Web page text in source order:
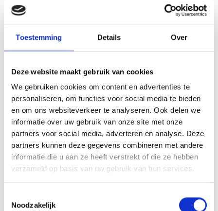
Toestemming Details Over
Deze website maakt gebruik van cookies
We gebruiken cookies om content en advertenties te
personaliseren, om functies voor social media te bieden
en om ons websiteverkeer te analyseren. Ook delen we
informatie over uw gebruik van onze site met onze
partners voor social media, adverteren en analyse. Deze
partners kunnen deze gegevens combineren met andere
informatie die u aan ze heeft verstrekt of die ze hebben
verzameld op basis van uw gebruik van hun services.
Noodzakelijk
een paar vragen te beantwoorden. Aan het
pagina uw score te zien. U kunt maximaal
zorg als zwaar ervaart.
Leestijd: 1 min
Jonge mantelzorgers algemeen
Een jonge mantelzorger is een kind of
jongere die thuis woont met iemand die
Verder lezen